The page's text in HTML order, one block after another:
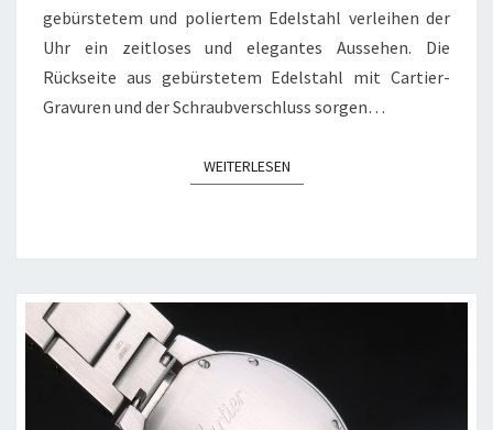
gebürstetem und poliertem Edelstahl verleihen der
Uhr ein zeitloses und elegantes Aussehen. Die
Rückseite aus gebürstetem Edelstahl mit Cartier-
Gravuren und der Schraubverschluss sorgen…
WEITERLESENWEITERLESEN